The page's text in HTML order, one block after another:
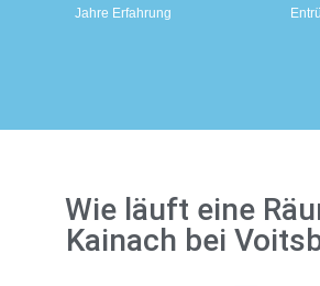
Jahre Erfahrung
Wie läuft eine
Kainach bei